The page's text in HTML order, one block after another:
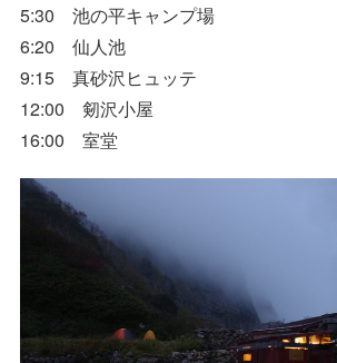
5:30 池の平キャンプ場
6:20 仙人池
9:15 真砂沢ヒュッテ
12:00 剱沢小屋
16:00 室堂